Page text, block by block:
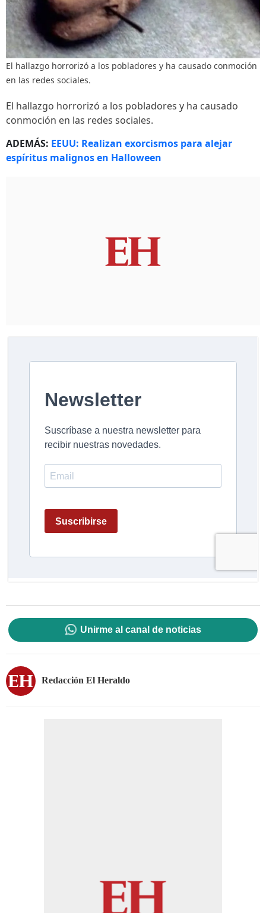
El hallazgo horrorizó a los pobladores y ha causado conmoción
en las redes sociales.
El hallazgo horrorizó a los pobladores y ha causado
conmoción en las redes sociales.
ADEMÁS: EEUU: Realizan exorcismos para alejar
espíritus malignos en Halloween
Unirme al canal de noticias
Redacción El Heraldo